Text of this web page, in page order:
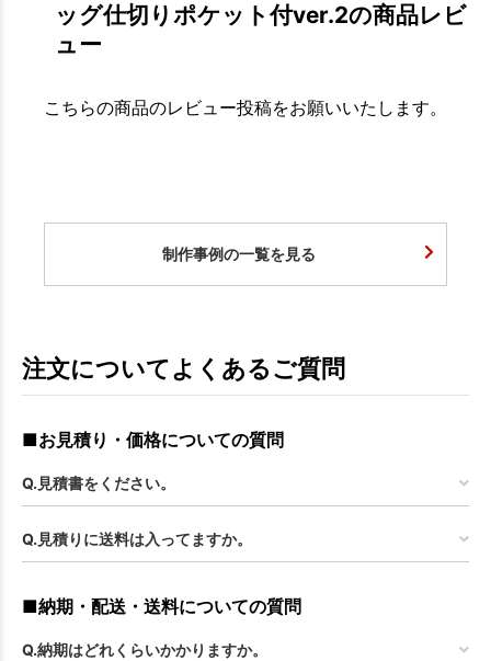
お買い物を続ける カートへ進む
ッグ仕切りポケット付ver.2の商品レビ
ュー
こちらの商品のレビュー投稿をお願いいたします。
制作事例の一覧を見る
注文についてよくあるご質問
■お見積り・価格についての質問
Q.見積書をください。
Q.見積りに送料は入ってますか。
■納期・配送・送料についての質問
Q.納期はどれくらいかかりますか。